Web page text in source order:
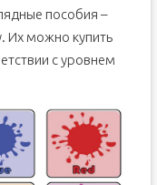
пособия –
Их можно купить
с уровнем